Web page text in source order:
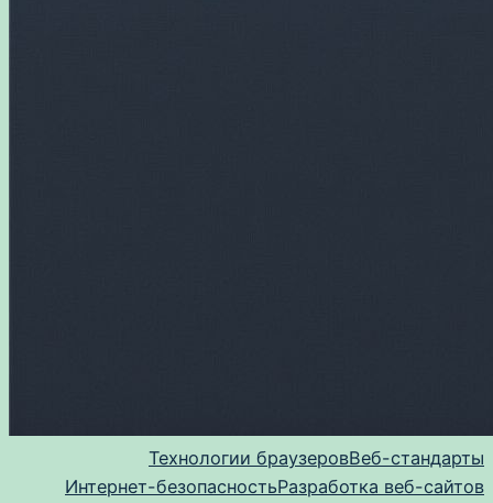
Технологии браузеровВеб-стандарты
Интернет-безопасностьРазработка веб-сайтов